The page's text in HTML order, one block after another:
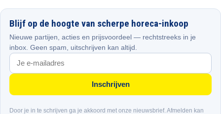
Blijf op de hoogte van scherpe horeca-inkoop
Nieuwe partijen, acties en prijsvoordeel — rechtstreeks in je
inbox. Geen spam, uitschrijven kan altijd.
Inschrijven
Door je in te schrijven ga je akkoord met onze nieuwsbrief. Afmelden kan